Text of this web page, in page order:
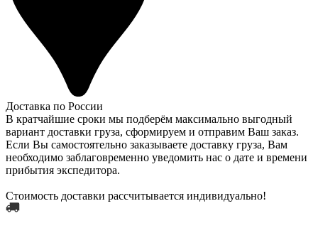
Доставка по России
В кратчайшие сроки мы подберём максимально выгодный
вариант доставки груза, сформируем и отправим Ваш заказ.
Если Вы самостоятельно заказываете доставку груза, Вам
необходимо заблаговременно уведомить нас о дате и времени
прибытия экспедитора.
Стоимость доставки рассчитывается индивидуально!